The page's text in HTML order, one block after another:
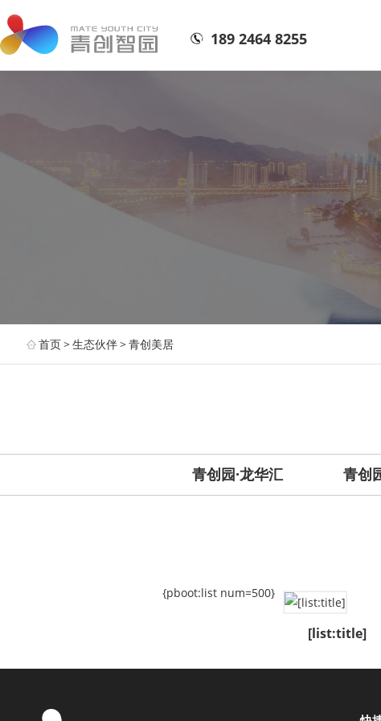
189 2464 8255
首页>生态伙伴>青创美居
青创园·龙华汇 青创
{pboot:list num=500}
[list:title]